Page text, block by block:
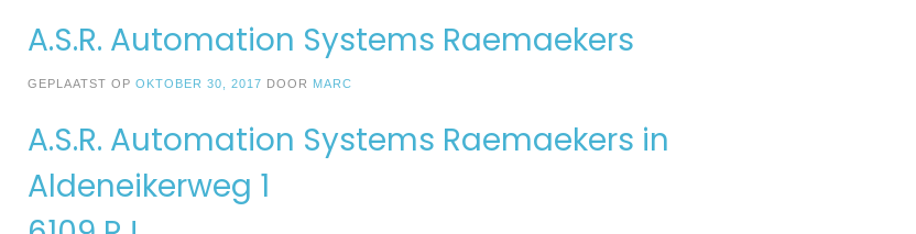
A.S.R. Automation Systems Raemaekers
GEPLAATST OP OKTOBER 30, 2017 DOOR MARC
A.S.R. Automation Systems Raemaekers in
Aldeneikerweg 1